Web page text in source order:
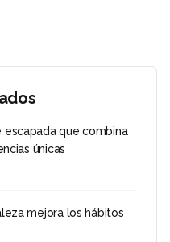
que combina
únicas
mejora los hábitos